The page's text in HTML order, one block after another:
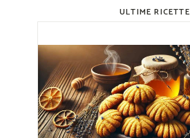
ULTIME RICETTE